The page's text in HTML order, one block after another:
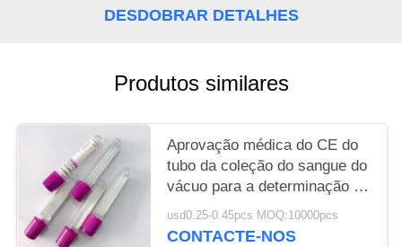
DESDOBRAR DETALHES
Produtos similares
Aprovação médica do CE do
tubo da coleção do sangue do
vácuo para a determinação de
G-6-PD
usd0.25-0.45pcs MOQ:10000pcs
CONTACTE-NOS